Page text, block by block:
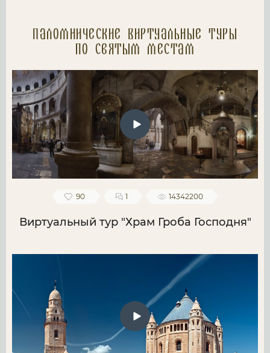
Паломнические Виртуальные туры
по святым местам
90 1 14342200
Виртуальный тур "Храм Гроба Господня"